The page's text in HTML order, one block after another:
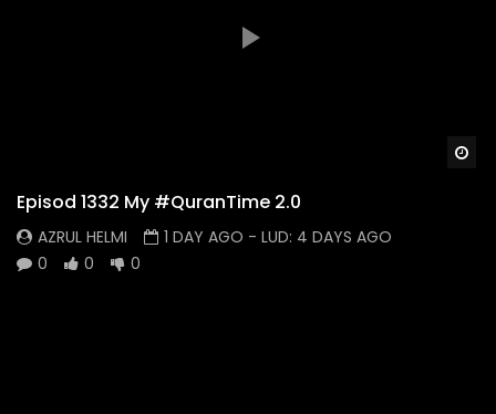
Episod 1332 My #QuranTime 2.0
AZRUL HELMI 1 DAY AGO - LUD: 4 DAYS AGO
0
0 0